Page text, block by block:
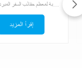
عبوات ثلج معتمدة من إدارة أمن المواصلات الأمريكية لحقيبة السفر المبردة بالأنسولين، عبوات ثلج بادو مناسبة لمعظم حقائب السفر المبردة للأدوية
إقرأ المزيد